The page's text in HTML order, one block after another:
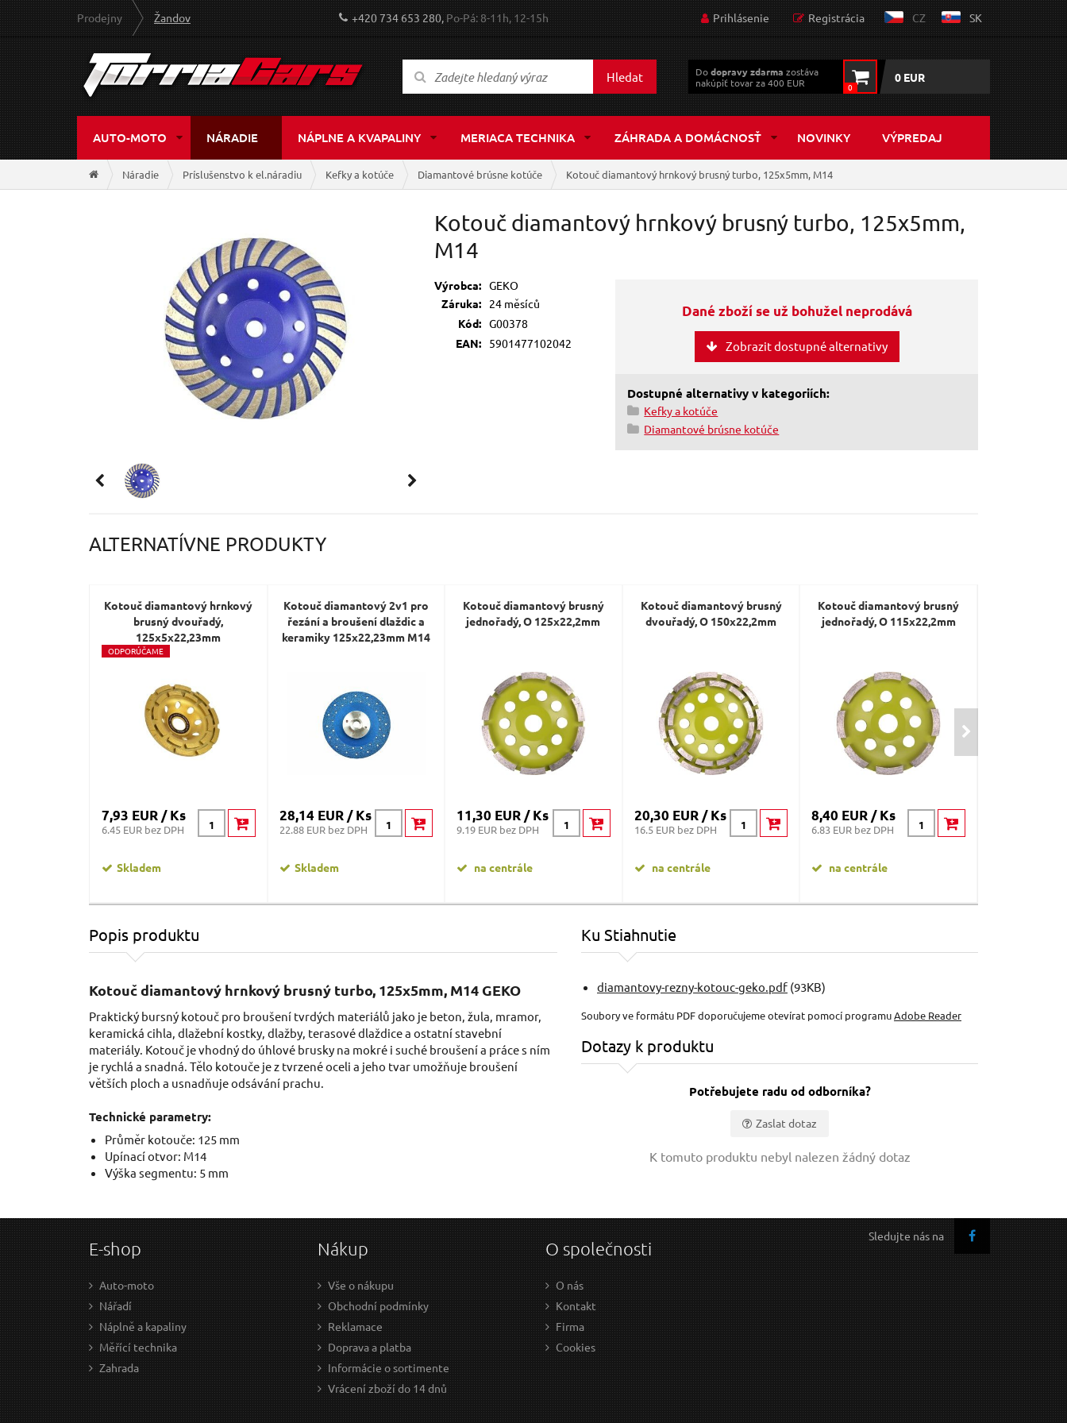
Prodejny Žandov +420 734 653 280, Po-Pá: 8-11h, 12-15h Prihlásenie Registrácia CZ SK
Hledat Dodopravy zdarma zostáva
nakúpiť tovar za 400 EUR
0
0 EUR
AUTO-MOTO NÁRADIE NÁPLNE A KVAPALINY MERIACA TECHNIKA ZÁHRADA A DOMÁCNOSŤ NOVINKY VÝPREDAJ
Náradie Príslušenstvo k el.náradiu Kefky a kotúče Diamantové brúsne kotúče Kotouč diamantový hrnkový brusný turbo, 125x5mm, M14
Kotouč diamantový hrnkový brusný turbo, 125x5mm,
M14
Výrobca: GEKO
Záruka:
24 měsíců
Kód: G00378
EAN:
5901477102042
Dané zboží se už bohužel neprodává
Zobrazit dostupné alternativy
Dostupné alternativy v kategoriích:
Kefky a kotúče
Diamantové brúsne kotúče
ALTERNATÍVNE PRODUKTY
Kotouč diamantový hrnkový
brusný dvouřadý,
125x5x22,23mm
ODPORÚČAME
7,93 EUR / Ks
6.45 EUR bez DPH
Skladem
Kotouč diamantový 2v1 pro
řezání a broušení dlaždic a
keramiky 125x22,23mm M14
28,14 EUR / Ks
22.88 EUR bez DPH
Skladem
Kotouč diamantový brusný
jednořadý, O 125x22,2mm
11,30 EUR / Ks
9.19 EUR bez DPH
na centrále
Kotouč diamantový brusný
dvouřadý, O 150x22,2mm
20,30 EUR / Ks
16.5 EUR bez DPH
na centrále
Kotouč diamantový brusný
jednořadý, O 115x22,2mm
8,40 EUR / Ks
6.83 EUR bez DPH
na centrále
Popis produktu
Kotouč diamantový hrnkový brusný turbo, 125x5mm, M14 GEKO
Praktický bursný kotouč pro broušení tvrdých materiálů jako je beton, žula, mramor,
keramická cihla, dlažební kostky, dlažby, terasové dlaždice a ostatní stavební
materiály. Kotouč je vhodný do úhlové brusky na mokré i suché broušení a práce s ním
je rychlá a snadná. Tělo kotouče je z tvrzené oceli a jeho tvar umožňuje broušení
větších ploch a usnadňuje odsávání prachu.
Technické parametry:
Průměr kotouče: 125 mm
Upínací otvor: M14
Výška segmentu: 5 mm
Ku Stiahnutie
diamantovy-rezny-kotouc-geko.pdf (93KB)
Soubory ve formátu PDF doporučujeme otevírat pomocí programuAdobe Reader
Dotazy k produktu
Potřebujete radu od odborníka?
Zaslat dotaz
K tomuto produktu nebyl nalezen žádný dotaz
Sledujte nás na
E-shop
Auto-moto
Nářadí
Náplně a kapaliny
Měřící technika
Zahrada
Nákup
Vše o nákupu
Obchodní podmínky
Reklamace
Doprava a platba
Informácie o sortimente
Vrácení zboží do 14 dnů
O společnosti
O nás
Kontakt
Firma
Cookies